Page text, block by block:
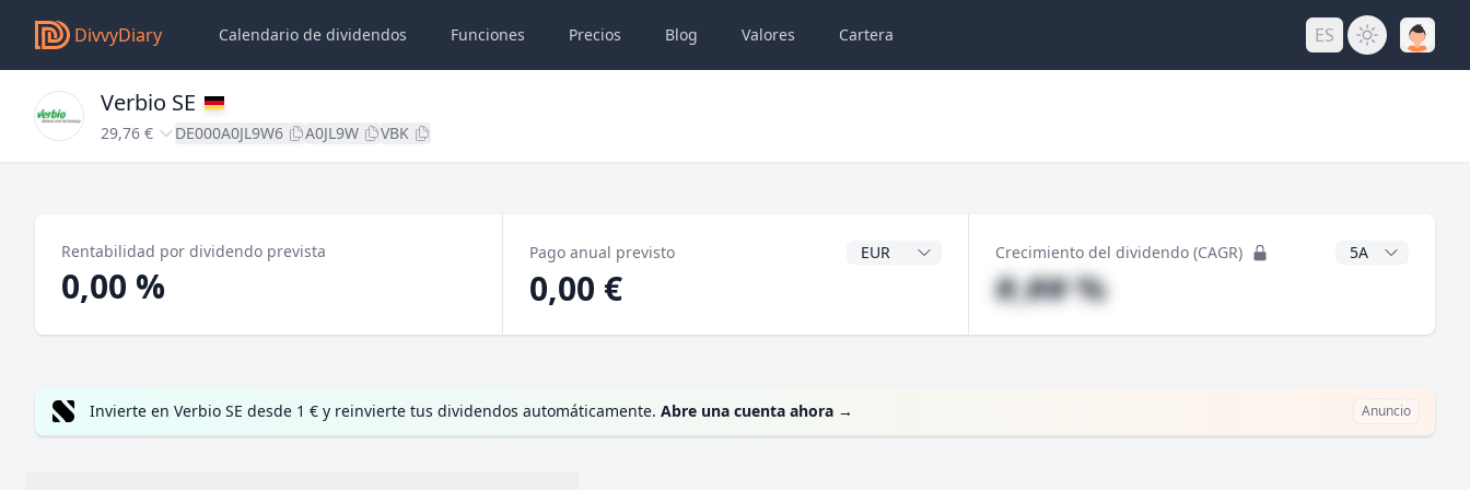
DivvyDiary Calendario de dividendos Funciones Precios Blog Valores Cartera ES
Verbio SE
29,76 € DE000A0JL9W6 A0JL9W VBK
Rentabilidad por dividendo prevista
0,00 %
Pago anual previsto Divisa del dividendo
0,00 €
Crecimiento del dividendo (CAGR) Años CAGR
#,## %
Invierte en Verbio SE desde 1 € y reinvierte tus dividendos automáticamente. Abre una cuenta ahora → Anuncio